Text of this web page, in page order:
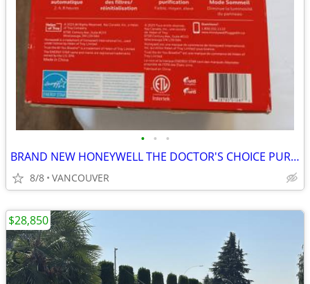
• • •
BRAND NEW HONEYWELL THE DOCTOR'S CHOICE PURIFIER
8/8 VANCOUVER
$28,850